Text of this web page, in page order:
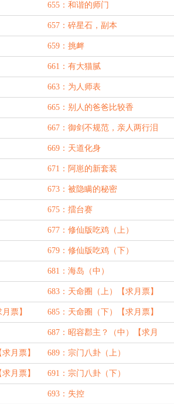
655：和谐的师门
657：碎星石，副本
659：挑衅
661：有大猫腻
663：为人师表
665：别人的爸爸比较香
667：御剑不规范，亲人两行泪
669：天道化身
671：阿崽的新套装
673：被隐瞒的秘密
675：擂台赛
677：修仙版吃鸡（上）
679：修仙版吃鸡（下）
681：海岛（中）
683：天命圈（上）【求月票】
票】 685：天命圈（下）【求月票】
687：昭容郡主？（中）【求月
票】
月票】 689：宗门八卦（上）
月票】 691：宗门八卦（下）
693：失控